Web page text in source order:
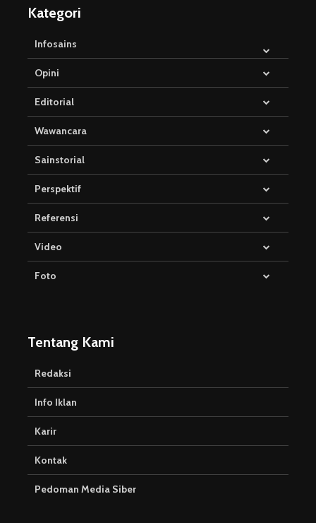
Kategori
Infosains
Opini
Editorial
Wawancara
Sainstorial
Perspektif
Referensi
Video
Foto
Tentang Kami
Redaksi
Info Iklan
Karir
Kontak
Pedoman Media Siber